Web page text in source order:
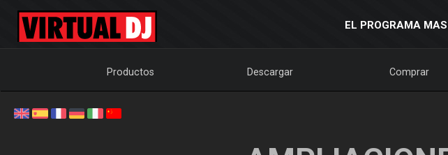
EL PROGRAMA
Productos Descargar Comprar